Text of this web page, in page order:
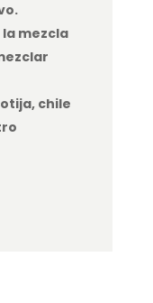
mezcla
chile